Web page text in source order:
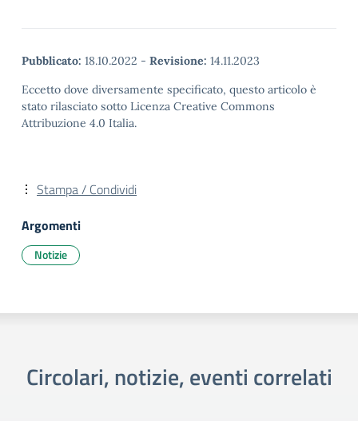
Pubblicato: 18.10.2022 - Revisione: 14.11.2023
Eccetto dove diversamente specificato, questo articolo è
stato rilasciato sotto Licenza Creative Commons
Attribuzione 4.0 Italia.
Stampa / Condividi
Argomenti
Notizie
Circolari, notizie, eventi correlati